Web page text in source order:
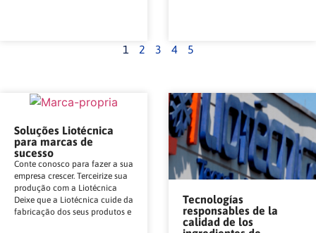
1 2 3 4 5
Soluções Liotécnica
para marcas de
sucesso
Conte conosco para fazer a sua
empresa crescer. Terceirize sua
produção com a Liotécnica
Deixe que a Liotécnica cuide da
fabricação dos seus produtos e
Tecnologías
responsables de la
calidad de los